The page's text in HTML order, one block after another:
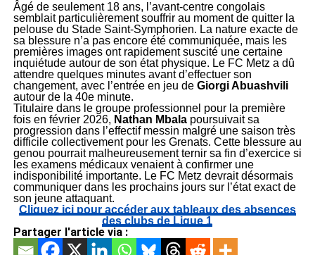
Âgé de seulement 18 ans, l’avant-centre congolais
semblait particulièrement souffrir au moment de quitter la
pelouse du Stade Saint-Symphorien. La nature exacte de
sa blessure n’a pas encore été communiquée, mais les
premières images ont rapidement suscité une certaine
inquiétude autour de son état physique. Le FC Metz a dû
attendre quelques minutes avant d’effectuer son
changement, avec l’entrée en jeu de Giorgi Abuashvili
autour de la 40e minute.
Titulaire dans le groupe professionnel pour la première
fois en février 2026, Nathan Mbalapoursuivait sa
progression dans l’effectif messin malgré une saison très
difficile collectivement pour les Grenats. Cette blessure au
genou pourrait malheureusement ternir sa fin d’exercice si
les examens médicaux venaient à confirmer une
indisponibilité importante. Le FC Metz devrait désormais
communiquer dans les prochains jours sur l’état exact de
son jeune attaquant.
Cliquez ici pour accéder aux tableaux des absences
des clubs de Ligue 1
Partager l'article via :